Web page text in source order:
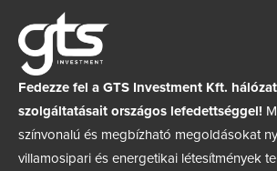
Fedezze fel a GTS Investment Kft.
szolgáltatásait országos lefedettséggel!
színvonalú és megbízható megoldásokat
villamosipari és energetikai létesítmények